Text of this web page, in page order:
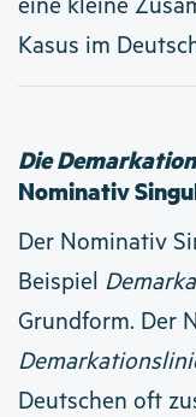
eine kleine
Kasus im
Die
Nominativ
Der Nominativ
Beispiel
Grundform. Der
Deutschen oft